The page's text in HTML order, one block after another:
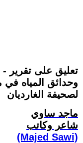
تعليق على تقرير -
وحدائق المياه
لصحيفة الغارديان
ماجد ساوي
شاعر وكاتب
(Majed Sawi)